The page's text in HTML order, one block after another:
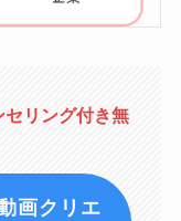
セリング付き無
画クリエ